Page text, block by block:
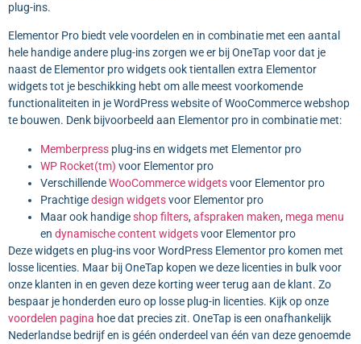
plug-ins.
Elementor Pro biedt vele voordelen en in combinatie met een aantal
hele handige andere plug-ins zorgen we er bij OneTap voor dat je
naast de Elementor pro widgets ook tientallen extra Elementor
widgets tot je beschikking hebt om alle meest voorkomende
functionaliteiten in je WordPress website of WooCommerce webshop
te bouwen. Denk bijvoorbeeld aan Elementor pro in combinatie met:
Memberpress plug-ins en widgets met Elementor pro
WP Rocket(tm) voor Elementor pro
VerschillendeWooCommerce widgetsvoor Elementor pro
Prachtigedesign widgetsvoor Elementor pro
Maar ook handigeshop filters,afspraken maken, mega menu
en dynamische content widgetsvoor Elementor pro
Deze widgets en plug-ins voor WordPress Elementor pro komen met
losse licenties. Maar bij OneTap kopen we deze licenties in bulk voor
onze klanten in en geven deze korting weer terug aan de klant. Zo
bespaar je honderden euro op losse plug-in licenties. Kijk op onze
voordelen pagina hoe dat precies zit. OneTap is een onafhankelijk
Nederlandse bedrijf en is géén onderdeel van één van deze genoemde